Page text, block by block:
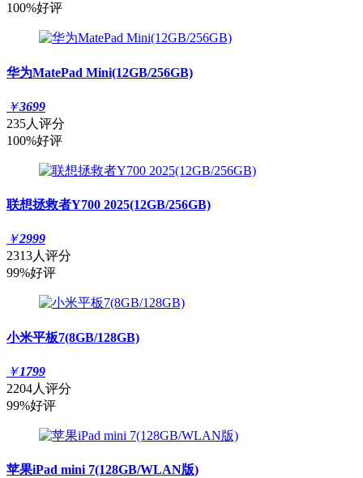
100%好评
华为MatePad Mini(12GB/256GB)
￥3699
235人评分
100%好评
联想拯救者Y700 2025(12GB/256GB)
￥2999
2313人评分
99%好评
小米平板7(8GB/128GB)
￥1799
2204人评分
99%好评
苹果iPad mini 7(128GB/WLAN版)